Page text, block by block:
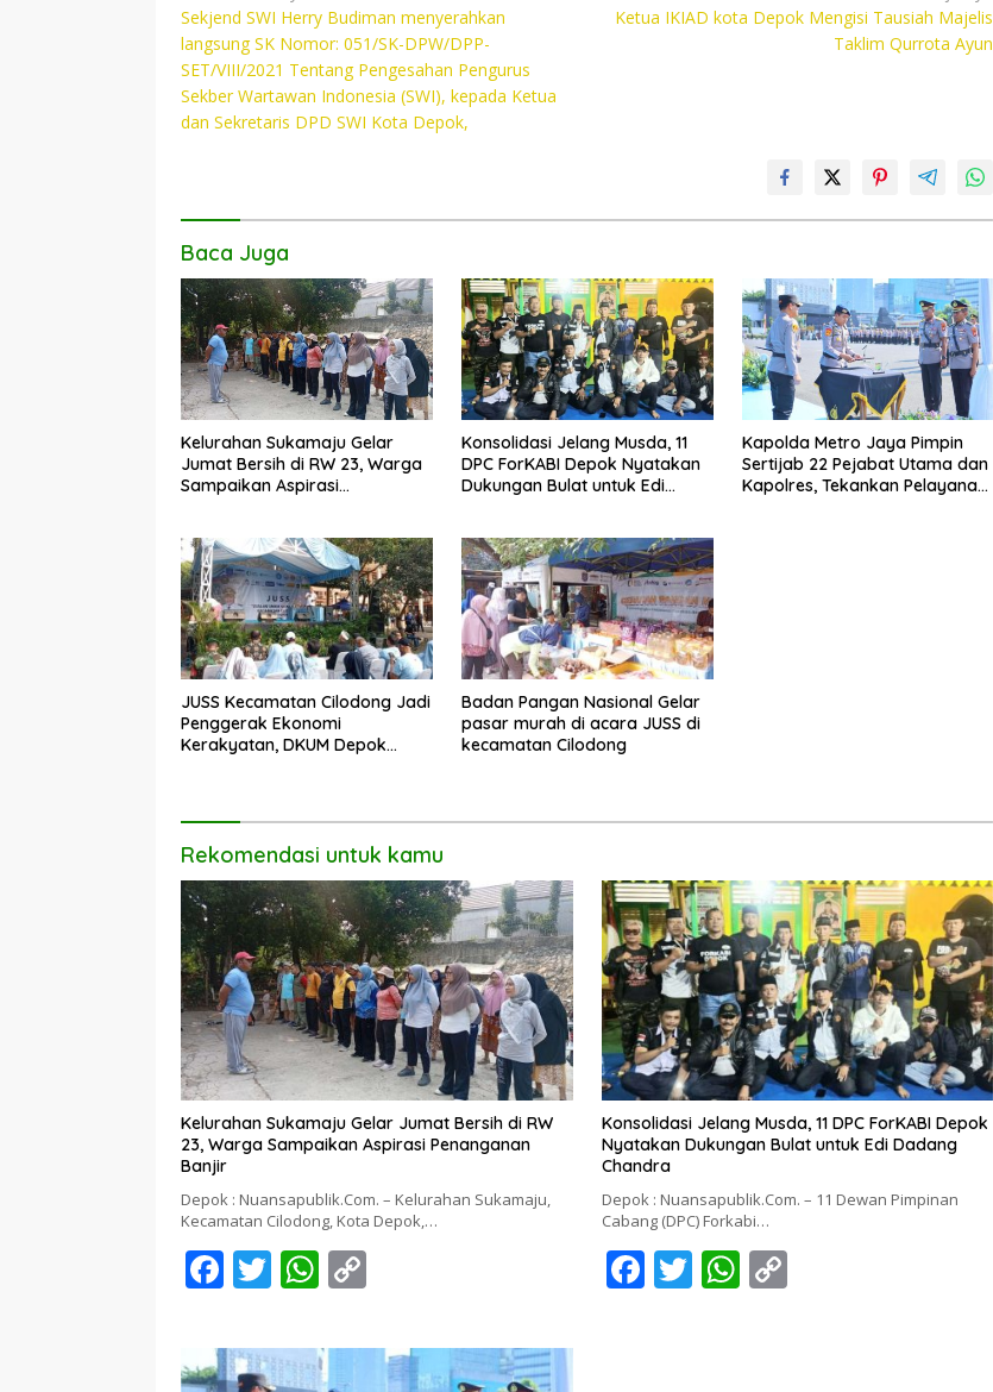
b
o
o
er s
A
p
y
Li
n
pos
Sekjend SWI Herry Budiman menyerahkan
langsung SK Nomor: 051/SK-DPW/DPP-
SET/VIII/2021 Tentang Pengesahan Pengurus
Sekber Wartawan Indonesia (SWI), kepada Ketua
dan Sekretaris DPD SWI Kota Depok,
Ketua IKIAD kota Depok Mengisi Tausiah Majelis
Taklim Qurrota Ayun
Baca Juga
Kelurahan Sukamaju Gelar
Jumat Bersih di RW 23, Warga
Sampaikan Aspirasi
Konsolidasi Jelang Musda, 11
DPC ForKABI Depok Nyatakan
Dukungan Bulat untuk Edi
Kapolda Metro Jaya Pimpin
Sertijab 22 Pejabat Utama dan
Kapolres, Tekankan Pelayanan
JUSS Kecamatan Cilodong Jadi
Penggerak Ekonomi
Kerakyatan, DKUM Depok
Badan Pangan Nasional Gelar
pasar murah di acara JUSS di
kecamatan Cilodong
Rekomendasi untuk kamu
Kelurahan Sukamaju Gelar Jumat Bersih di RW
23, Warga Sampaikan Aspirasi Penanganan
Banjir
Depok : Nuansapublik.Com. – Kelurahan Sukamaju,
Kecamatan Cilodong, Kota Depok,…
F
e
T
itt
W
at p
Konsolidasi Jelang Musda, 11 DPC ForKABI Depok
Nyatakan Dukungan Bulat untuk Edi Dadang
Chandra
Depok : Nuansapublik.Com. – 11 Dewan Pimpinan
Cabang (DPC) Forkabi…
F T W C